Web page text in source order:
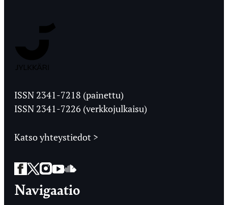
Ylioppilaslehti
ISSN 2341-7218 (painettu)
ISSN 2341-7226 (verkkojulkaisu)
Katso yhteystiedot >
Facebook
Twitter
Instagram
YouTube
SoundCloud
Navigaatio